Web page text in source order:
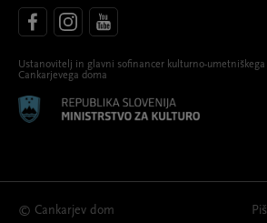
Ustanovitelj in glavni sofinancer kulturno-
Cankarjevega doma
© Cankarjev dom